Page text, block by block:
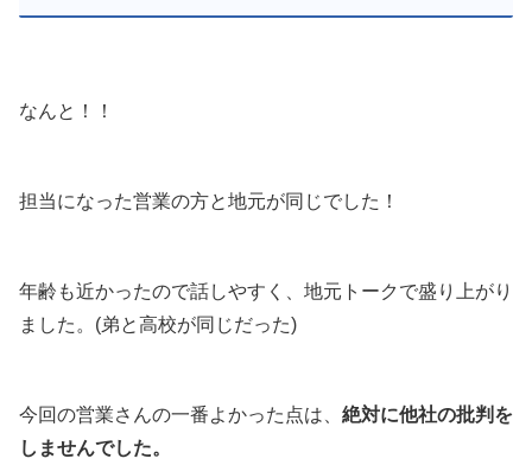
なんと！！
担当になった営業の方と地元が同じでした！
年齢も近かったので話しやすく、地元トークで盛り上がり
ました。(弟と高校が同じだった)
今回の営業さんの一番よかった点は、 絶対に他社の批判を
しませんでした。